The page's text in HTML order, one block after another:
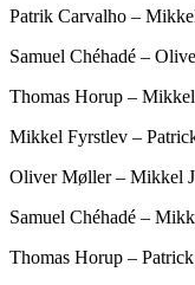
Patrik Carvalho –
Samuel Chéhadé –
Thomas Horup –
Mikkel Fyrstlev –
Oliver Møller – Mikkel
Samuel Chéhadé –
Thomas Horup –